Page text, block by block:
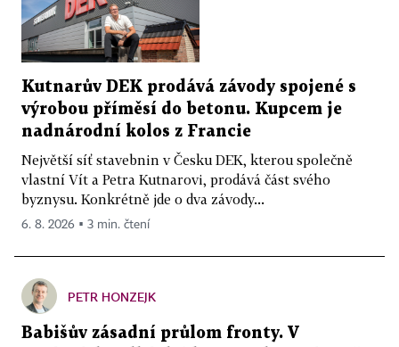
Kutnarův DEK prodává závody spojené s
výrobou příměsí do betonu. Kupcem je
nadnárodní kolos z Francie
Největší síť stavebnin v Česku DEK, kterou společně
vlastní Vít a Petra Kutnarovi, prodává část svého
byznysu. Konkrétně jde o dva závody...
6. 8. 2026 ▪ 3 min. čtení
PETR HONZEJK
Babišův zásadní průlom fronty. V